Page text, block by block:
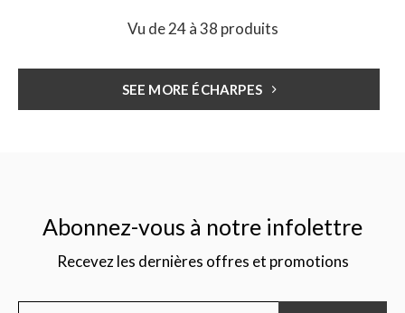
Vu de 24 à 38 produits
SEE MORE ÉCHARPES
Abonnez-vous à notre infolettre
Recevez les dernières offres et promotions